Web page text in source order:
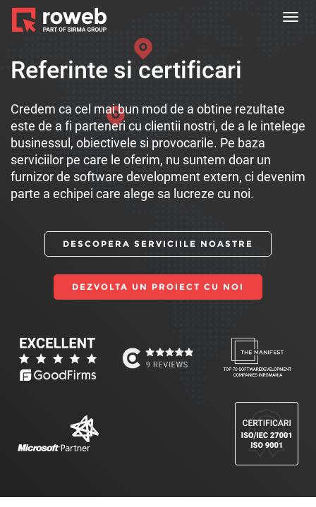
Referinte si certificari
Credem ca cel mai bun mod de a obtine rezultate
este de a fi parteneri cu clientii nostri, de a le intelege
businessul, obiectivele si provocarile. Pe baza
serviciilor pe care le oferim, nu suntem doar un
furnizor de software development extern, ci devenim
parte a echipei care alege sa lucreze cu noi.
DESCOPERA SERVICIILE NOASTRE
DEZVOLTA UN PROIECT CU NOI